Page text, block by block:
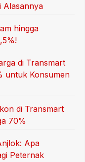
Alasannya
hingga
di Transmart
untuk Konsumen
di Transmart
70%
Apa
Peternak